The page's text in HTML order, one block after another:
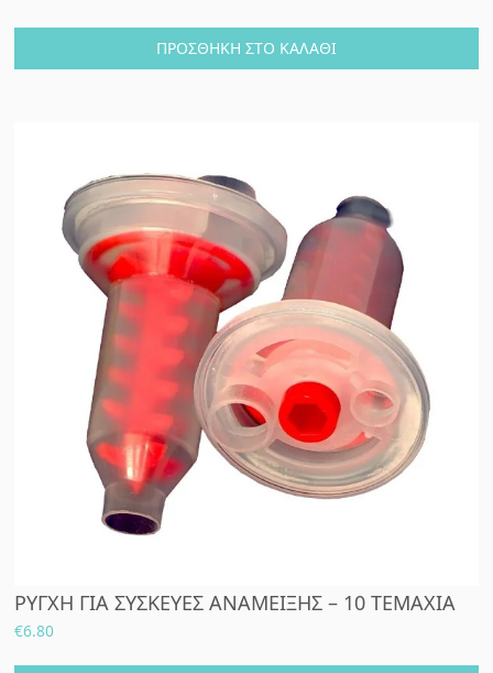
ΠΡΟΣΘΉΚΗ ΣΤΟ ΚΑΛΆΘΙ
ΡΥΓΧΗ ΓΙΑ ΣΥΣΚΕΥΕΣ ΑΝΑΜΕΙΞΗΣ – 10 ΤΕΜΑΧΙΑ
€6.80